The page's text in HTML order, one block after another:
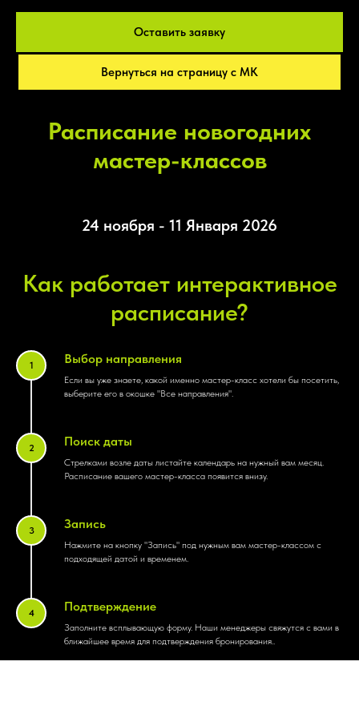
Оставить заявку
Вернуться на страницу с МК
Расписание новогодних
мастер-классов
24 ноября - 11 Января 2026
Как работает интерактивное
расписание?
Выбор направления
Если вы уже знаете, какой именно мастер-класс хотели бы посетить,
выберите его в окошке "Все направления".
Поиск даты
Стрелками возле даты листайте календарь на нужный вам месяц.
Расписание вашего мастер-класса появится внизу.
Запись
Нажмите на кнопку "Запись" под нужным вам мастер-классом c
подходящей датой и временем.
Подтверждение
Заполните всплывающую форму. Наши менеджеры свяжутся с вами в
ближайшее время для подтверждения бронирования..